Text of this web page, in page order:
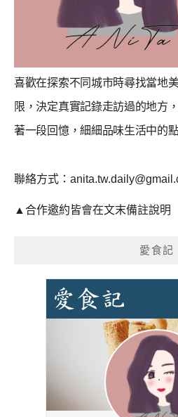
喜歡在探索不同城市時尋找當地
限，決定真實記錄走訪過的地方
著一段回憶，細細品味生活中的
聯絡方式：
▲合作邀約皆會在文末備註說明
愛食記